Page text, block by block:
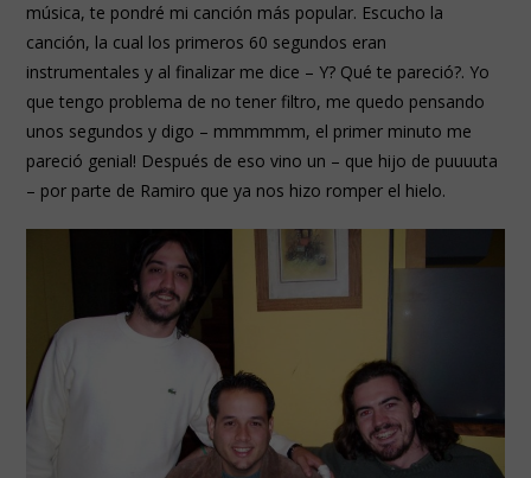
música, te pondré mi canción más popular. Escucho la
canción, la cual los primeros 60 segundos eran
instrumentales y al finalizar me dice – Y? Qué te pareció?. Yo
que tengo problema de no tener filtro, me quedo pensando
unos segundos y digo – mmmmmm, el primer minuto me
pareció genial! Después de eso vino un – que hijo de puuuuta
– por parte de Ramiro que ya nos hizo romper el hielo.